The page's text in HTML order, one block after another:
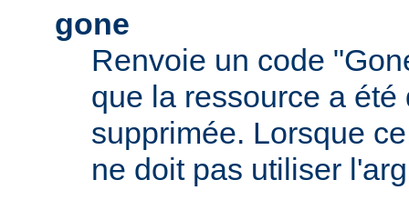
gone
Renvoie un code
que la ressource a été
supprimée. Lorsque
ne doit pas utiliser